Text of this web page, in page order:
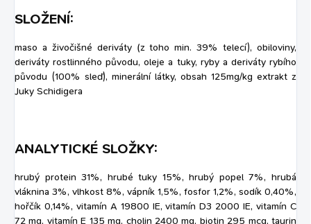
SLOŽENÍ:
maso a živočišné deriváty (z toho min. 39% telecí), obiloviny,
deriváty rostlinného původu, oleje a tuky, ryby a deriváty rybího
původu (100% sleď), minerální látky, obsah 125mg/kg extrakt z
Juky Schidigera
ANALYTICKÉ SLOŽKY:
hrubý protein 31%, hrubé tuky 15%, hrubý popel 7%, hrubá
vláknina 3%, vlhkost 8%, vápník 1,5%, fosfor 1,2%, sodík 0,40%,
hořčík 0,14%, vitamín A 19800 IE, vitamín D3 2000 IE, vitamín C
72 mg, vitamín E 135 mg, cholin 2400 mg, biotin 295 mcg, taurin